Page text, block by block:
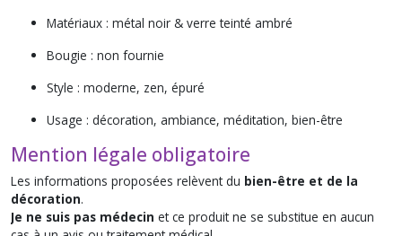
Matériaux : métal noir & verre teinté ambré
Bougie : non fournie
Style : moderne, zen, épuré
Usage : décoration, ambiance, méditation, bien-être
Mention légale obligatoire
Les informations proposées relèvent du bien-être et de la
décoration.
Je ne suis pas médecin et ce produit ne se substitue en aucun